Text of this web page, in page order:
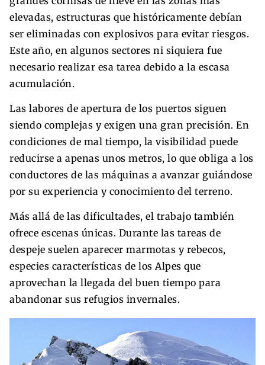
elevadas, estructuras que históricamente debían
ser eliminadas con explosivos para evitar riesgos.
Este año, en algunos sectores ni siquiera fue
necesario realizar esa tarea debido a la escasa
acumulación.
Las labores de apertura de los puertos siguen
siendo complejas y exigen una gran precisión. En
condiciones de mal tiempo, la visibilidad puede
reducirse a apenas unos metros, lo que obliga a los
conductores de las máquinas a avanzar guiándose
por su experiencia y conocimiento del terreno.
Más allá de las dificultades, el trabajo también
ofrece escenas únicas. Durante las tareas de
despeje suelen aparecer marmotas y rebecos,
especies características de los Alpes que
aprovechan la llegada del buen tiempo para
abandonar sus refugios invernales.